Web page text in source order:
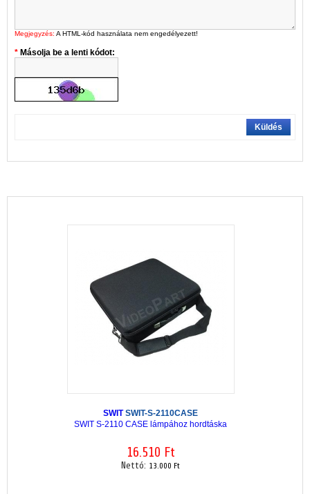
Megjegyzés: A HTML-kód használata nem engedélyezett!
Másolja be a lenti kódot:
Küldés
SWITSWIT-S-2110CASE
SWIT S-2110 CASE lámpához hordtáska
16.510 Ft
Nettó: 13.000 Ft